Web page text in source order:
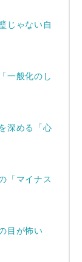
じゃない自
一般化のし
深める「心
「マイナス
目が怖い